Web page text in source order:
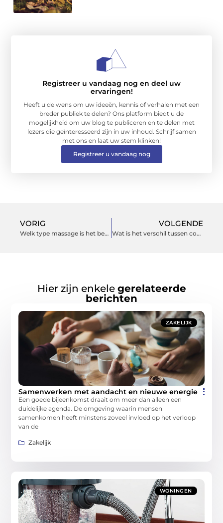
Registreer u vandaag nog en deel uw
ervaringen!
Heeft u de wens om uw ideeën, kennis of verhalen met een
breder publiek te delen? Ons platform biedt u de
mogelijkheid om uw blog te publiceren en te delen met
lezers die geïnteresseerd zijn in uw inhoud. Schrijf samen
met ons en laat uw stem klinken!
Registreer u vandaag nog
VORIG
Welk type massage is het beste voor mijn lichaam?
VOLGENDE
Wat is het verschil tussen coachen en lesgeven?
Hier zijn enkele gerelateerde
berichten
ZAKELIJK
Samenwerken met aandacht en nieuwe energie
Een goede bijeenkomst draait om meer dan alleen een
duidelijke agenda. De omgeving waarin mensen
samenkomen heeft minstens zoveel invloed op het verloop
van de
Zakelijk
WONINGEN